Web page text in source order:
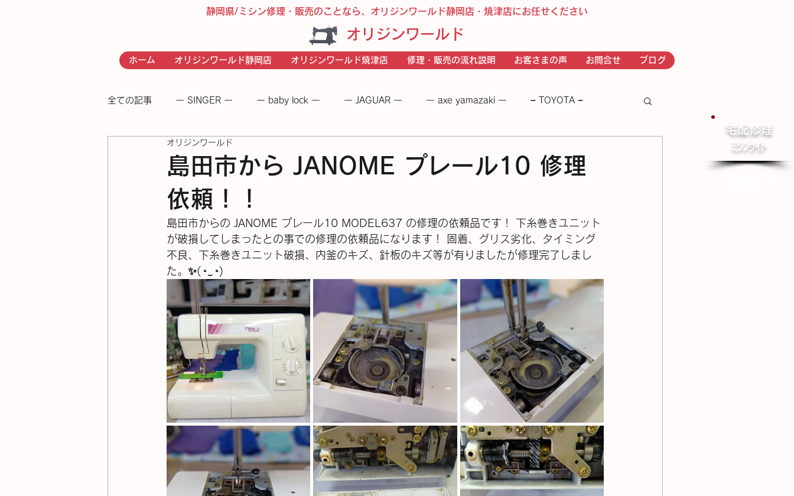
宅配修理
​ﾐｼﾝｻｲﾄ
静岡県/ミシン修理・販売のことなら、オリジンワールド静岡店・焼津店にお任せください
オリジンワールド
ホーム オリジンワールド静岡店 オリジンワールド焼津店 修理・販売の流れ説明 お客さまの声 お問合せ ブログ
全ての記事 ー SINGER ー ー baby lock ー ー JAGUAR ー ー axe yamazaki ー − TOYOTA −
- RICCAR - − 足踏みミシン −
島田市から JANOME プレール10 修理
依頼！！
オリジンワールド
島田市からの JANOME プレール10 MODEL637 の修理の依頼品です！ 下糸巻きユニット
が破損してしまったとの事での修理の依頼品になります！ 固着、グリス劣化、タイミング
不良、下糸巻きユニット破損、内釜のキズ、針板のキズ等が有りましたが修理完了しまし
た。✨(⁠◔⁠‿⁠◔⁠)